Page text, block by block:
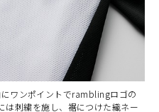
ワンポイントでramblingロゴの
は刺繍を施し、裾につけた織ネー